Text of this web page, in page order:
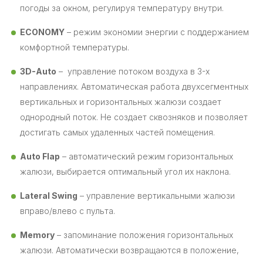
погоды за окном, регулируя температуру внутри.
ECONOMY – режим экономии энергии с поддержанием
комфортной температуры.
3D-Auto – управление потоком воздуха в 3-х
направлениях. Автоматическая работа двухсегментных
вертикальных и горизонтальных жалюзи создает
однородный поток. Не создает сквозняков и позволяет
достигать самых удаленных частей помещения.
Auto Flap – автоматический режим горизонтальных
жалюзи, выбирается оптимальный угол их наклона.
Lateral Swing – управление вертикальными жалюзи
вправо/влево с пульта.
Memory – запоминание положения горизонтальных
жалюзи. Автоматически возвращаются в положение,